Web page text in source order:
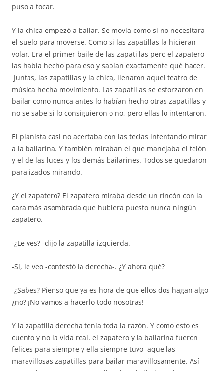
puso a tocar.
Y la chica empezó a bailar. Se movía como si no necesitara
el suelo para moverse. Como si las zapatillas la hicieran
volar. Era el primer baile de las zapatillas pero el zapatero
las había hecho para eso y sabían exactamente qué hacer.
Juntas, las zapatillas y la chica, llenaron aquel teatro de
música hecha movimiento. Las zapatillas se esforzaron en
bailar como nunca antes lo habían hecho otras zapatillas y
no se sabe si lo consiguieron o no, pero ellas lo intentaron.
El pianista casi no acertaba con las teclas intentando mirar
a la bailarina. Y también miraban el que manejaba el telón
y el de las luces y los demás bailarines. Todos se quedaron
paralizados mirando.
¿Y el zapatero? El zapatero miraba desde un rincón con la
cara más asombrada que hubiera puesto nunca ningún
zapatero.
-¿Le ves? -dijo la zapatilla izquierda.
-Sí, le veo -contestó la derecha-. ¿Y ahora qué?
-¿Sabes? Pienso que ya es hora de que ellos dos hagan algo
¿no? ¡No vamos a hacerlo todo nosotras!
Y la zapatilla derecha tenía toda la razón. Y como esto es
cuento y no la vida real, el zapatero y la bailarina fueron
felices para siempre y ella siempre tuvo aquellas
maravillosas zapatillas para bailar maravillosamente. Así